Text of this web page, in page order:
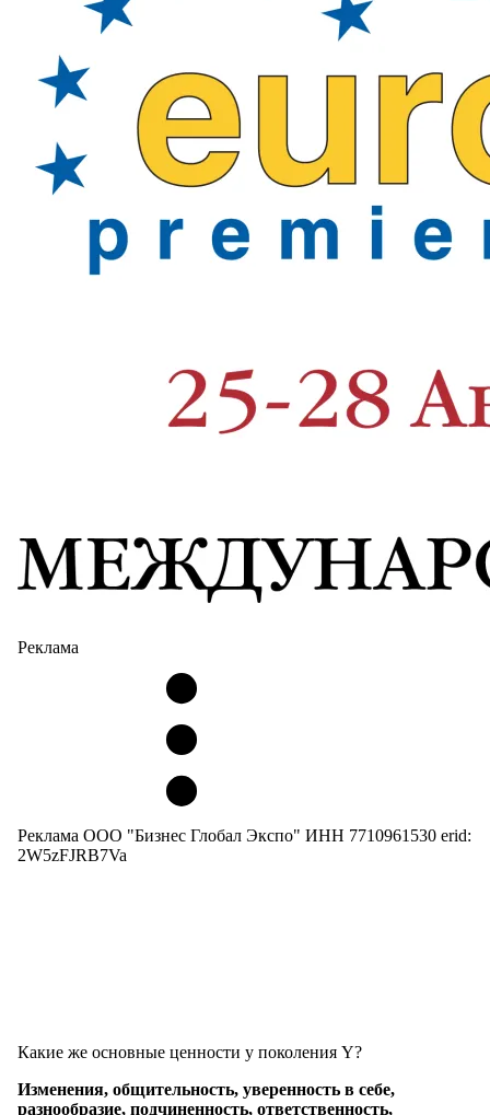
Реклама
Реклама ООО "Бизнес Глобал Экспо" ИНН 7710961530 erid:
2W5zFJRB7Va
Какие же основные ценности у поколения Y?
Изменения, общительность, уверенность в себе,
разнообразие, подчиненность, ответственность,